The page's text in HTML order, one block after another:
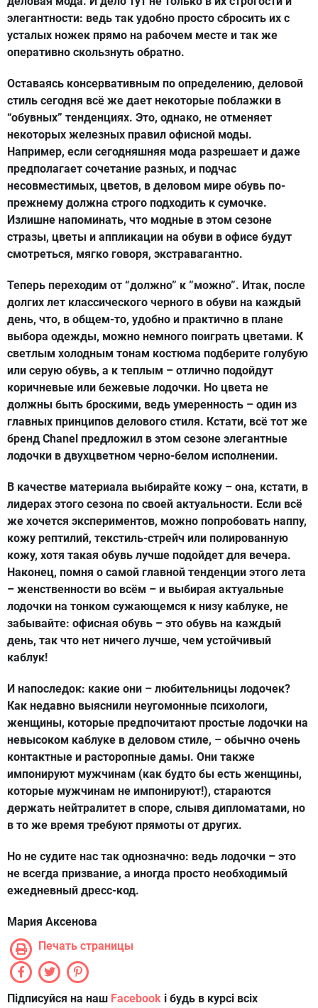
элегантности: ведь так удобно просто сбросить их с
усталых ножек прямо на рабочем месте и так же
оперативно скользнуть обратно.
Оставаясь консервативным по определению, деловой
стиль сегодня всё же дает некоторые поблажки в
“обувных” тенденциях. Это, однако, не отменяет
некоторых железных правил офисной моды.
Например, если сегодняшняя мода разрешает и даже
предполагает сочетание разных, и подчас
несовместимых, цветов, в деловом мире обувь по-
прежнему должна строго подходить к сумочке.
Излишне напоминать, что модные в этом сезоне
стразы, цветы и аппликации на обуви в офисе будут
смотреться, мягко говоря, экстравагантно.
Теперь переходим от “должно” к ”можно”. Итак, после
долгих лет классического черного в обуви на каждый
день, что, в общем-то, удобно и практично в плане
выбора одежды, можно немного поиграть цветами. К
светлым холодным тонам костюма подберите голубую
или серую обувь, а к теплым – отлично подойдут
коричневые или бежевые лодочки. Но цвета не
должны быть броскими, ведь умеренность – один из
главных принципов делового стиля. Кстати, всё тот же
бренд Chanel предложил в этом сезоне элегантные
лодочки в двухцветном черно-белом исполнении.
В качестве материала выбирайте кожу – она, кстати, в
лидерах этого сезона по своей актуальности. Если всё
же хочется экспериментов, можно попробовать наппу,
кожу рептилий, текстиль-стрейч или полированную
кожу, хотя такая обувь лучше подойдет для вечера.
Наконец, помня о самой главной тенденции этого лета
– женственности во всём – и выбирая актуальные
лодочки на тонком сужающемся к низу каблуке, не
забывайте: офисная обувь – это обувь на каждый
день, так что нет ничего лучше, чем устойчивый
каблук!
И напоследок: какие они – любительницы лодочек?
Как недавно выяснили неугомонные психологи,
женщины, которые предпочитают простые лодочки на
невысоком каблуке в деловом стиле, – обычно очень
контактные и расторопные дамы. Они также
импонируют мужчинам (как будто бы есть женщины,
которые мужчинам не импонируют!), стараются
держать нейтралитет в споре, слывя дипломатами, но
в то же время требуют прямоты от других.
Но не судите нас так однозначно: ведь лодочки – это
не всегда призвание, а иногда просто необходимый
ежедневный дресс-код.
Мария Аксенова
Печать страницы
Підписуйся на наш Facebook і будь в курсі всіх